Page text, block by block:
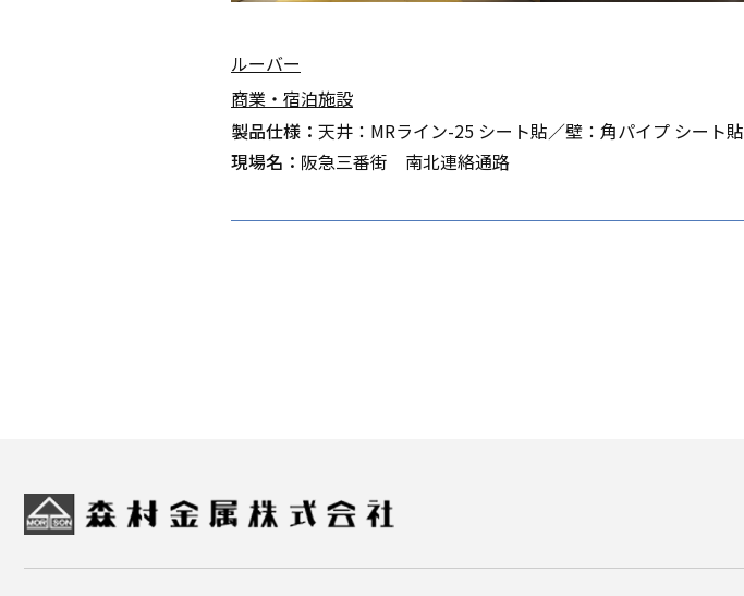
ルーバー
商業・宿泊施設
製品仕様： 天井：MRライン-25 シート貼／壁：角パイプ シート貼
現場名： 阪急三番街 南北連絡通路